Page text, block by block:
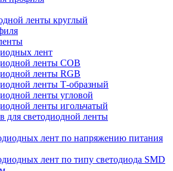
ленты круглый
лент
ленты COB
ленты RGB
ленты Т-образный
ленты угловой
ленты игольчатый
для светодиодной ленты
лент по напряжению питания
лент по типу светодиода SMD